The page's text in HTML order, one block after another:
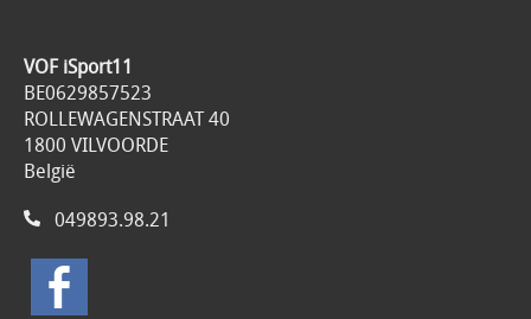
VOF iSport11
BE0629857523
ROLLEWAGENSTRAAT 40
1800 VILVOORDE
België
049893.98.21